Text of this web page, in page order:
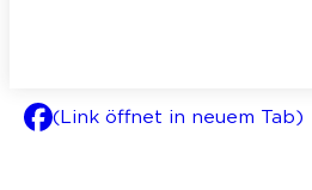
(Link öffnet in neuem Tab)